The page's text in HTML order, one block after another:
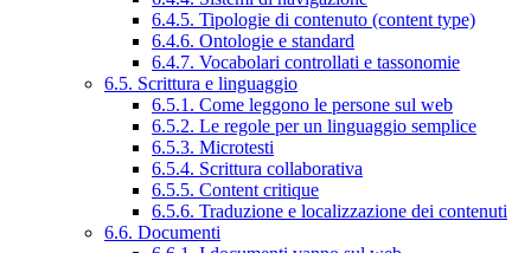
6.4.5. Tipologie di contenuto (content type)
6.4.6. Ontologie e standard
6.4.7. Vocabolari controllati e tassonomie
6.5. Scrittura e linguaggio
6.5.1. Come leggono le persone sul web
6.5.2. Le regole per un linguaggio semplice
6.5.3. Microtesti
6.5.4. Scrittura collaborativa
6.5.5. Content critique
6.5.6. Traduzione e localizzazione dei contenuti
6.6. Documenti